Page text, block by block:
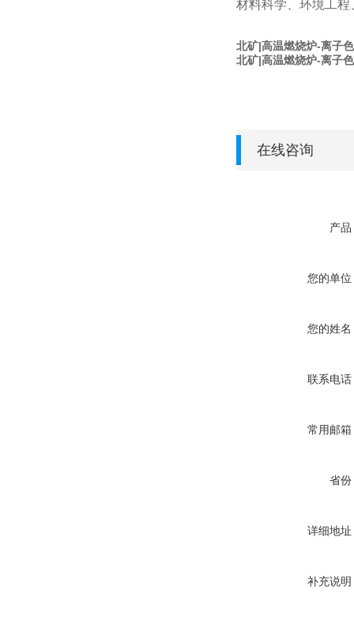
材料科学、环境工
北矿|高温燃烧炉-离子
北矿|高温燃烧炉-离子
在线咨询
产品
您的单位
您的姓名
联系电话
常用邮箱
省份
详细地址
补充说明